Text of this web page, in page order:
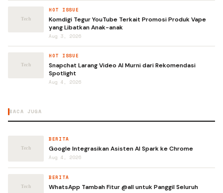
HOT ISSUE
Komdigi Tegur YouTube Terkait Promosi Produk Vape
yang Libatkan Anak-anak
Aug 3, 2026
HOT ISSUE
Snapchat Larang Video AI Murni dari Rekomendasi
Spotlight
Aug 4, 2026
BACA JUGA
BERITA
Google Integrasikan Asisten AI Spark ke Chrome
Aug 4, 2026
BERITA
WhatsApp Tambah Fitur @all untuk Panggil Seluruh